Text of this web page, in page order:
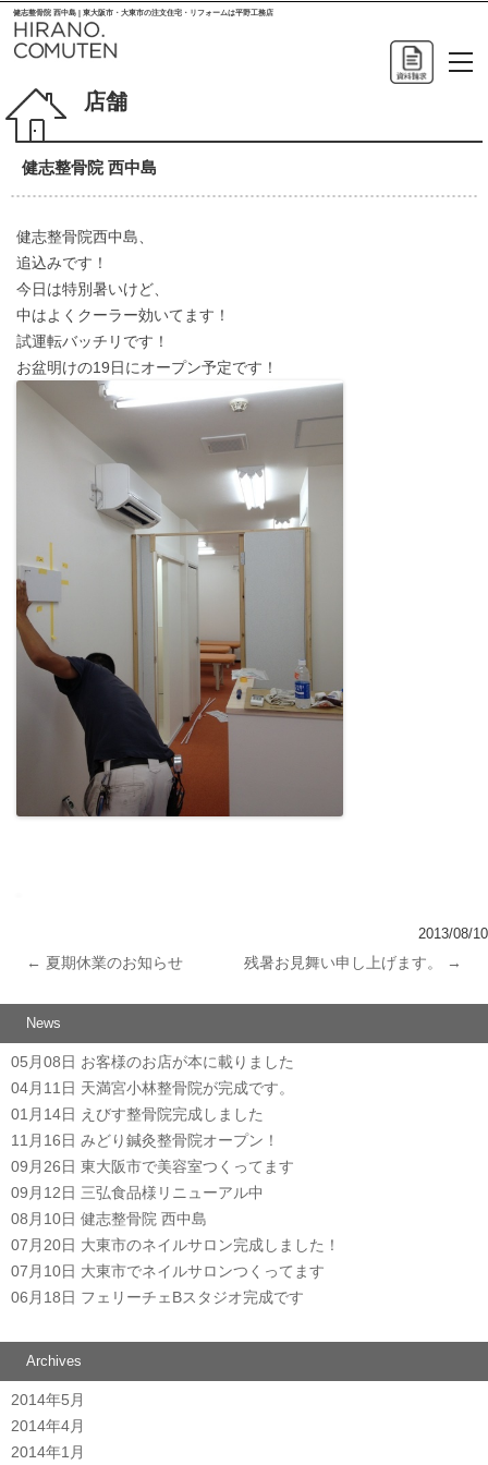
健志整骨院 西中島 | 東大阪市・大東市の注文住宅・リフォームは平野工務店
店舗
健志整骨院 西中島
健志整骨院西中島、
追込みです！
今日は特別暑いけど、
中はよくクーラー効いてます！
試運転バッチリです！
お盆明けの19日にオープン予定です！
2013/08/10
← 夏期休業のお知らせ 残暑お見舞い申し上げます。 →
News
05月08日 お客様のお店が本に載りました
04月11日 天満宮小林整骨院が完成です。
01月14日 えびす整骨院完成しました
11月16日 みどり鍼灸整骨院オープン！
09月26日 東大阪市で美容室つくってます
09月12日 三弘食品様リニューアル中
08月10日 健志整骨院 西中島
07月20日 大東市のネイルサロン完成しました！
07月10日 大東市でネイルサロンつくってます
06月18日 フェリーチェBスタジオ完成です
Archives
2014年5月
2014年4月
2014年1月